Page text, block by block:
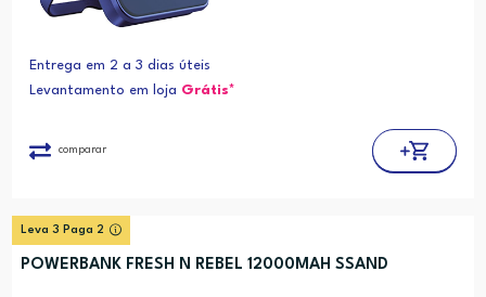
Entrega em 2 a 3 dias úteis
Levantamento em loja Grátis*
comparar
Leva 3 Paga 2
POWERBANK FRESH N REBEL 12000MAH SSAND